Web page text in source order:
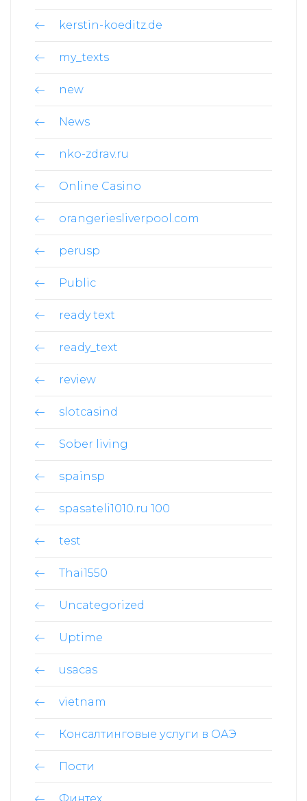
kerstin-koeditz.de
my_texts
new
News
nko-zdrav.ru
Online Casino
orangeriesliverpool.com
perusp
Public
ready text
ready_text
review
slotcasind
Sober living
spainsp
spasateli1010.ru 100
test
Thai1550
Uncategorized
Uptime
usacas
vietnam
Консалтинговые услуги в ОАЭ
Пости